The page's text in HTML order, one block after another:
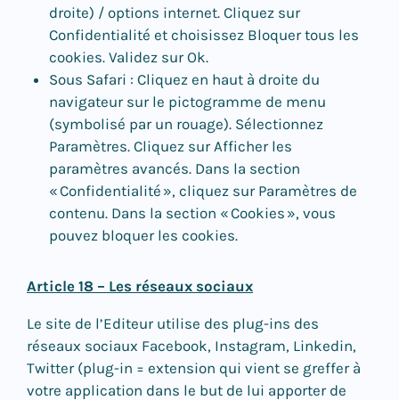
droite) / options internet. Cliquez sur
Confidentialité et choisissez Bloquer tous les
cookies. Validez sur Ok.
Sous Safari : Cliquez en haut à droite du
navigateur sur le pictogramme de menu
(symbolisé par un rouage). Sélectionnez
Paramètres. Cliquez sur Afficher les
paramètres avancés. Dans la section
« Confidentialité », cliquez sur Paramètres de
contenu. Dans la section « Cookies », vous
pouvez bloquer les cookies.
Article 18 – Les réseaux sociaux
Le site de l’Editeur utilise des plug-ins des
réseaux sociaux Facebook, Instagram, Linkedin,
Twitter (plug-in = extension qui vient se greffer à
votre application dans le but de lui apporter de